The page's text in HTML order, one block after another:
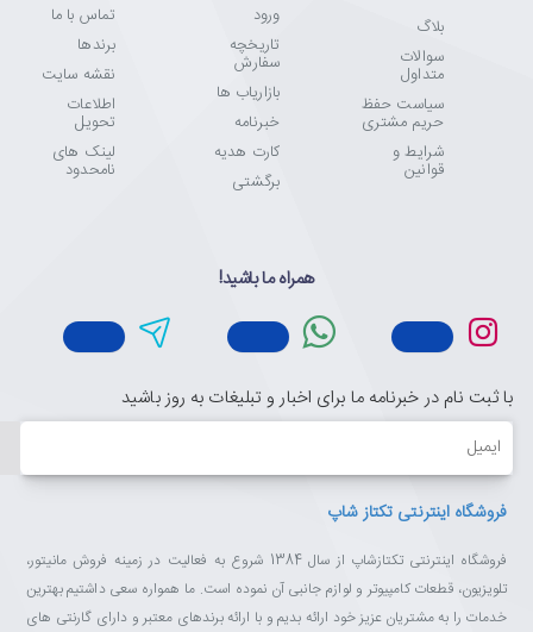
بلاگ
سوالات
متداول
سیاست حفظ
حریم مشتری
شرایط و
قوانین
ورود
تاریخچه
سفارش
بازاریاب ها
خبرنامه
کارت هدیه
برگشتی
تماس با ما
برندها
نقشه سایت
اطلاعات
تحویل
لینک های
نامحدود
همراه ما باشید!
با ثبت نام در خبرنامه ما برای اخبار و تبلیغات به روز باشید
ایمیل
فروشگاه اینترنتی تکتاز شاپ
فروشگاه اینترنتی تکتازشاپ از سال 1384 شروع به فعالیت در زمینه فروش مانیتور،
تلویزیون، قطعات کامپیوتر و لوازم جانبی آن نموده است. ما همواره سعی داشتیم بهترین
خدمات را به مشتریان عزیز خود ارائه بدیم و با ارائه برندهای معتبر و دارای گارنتی های